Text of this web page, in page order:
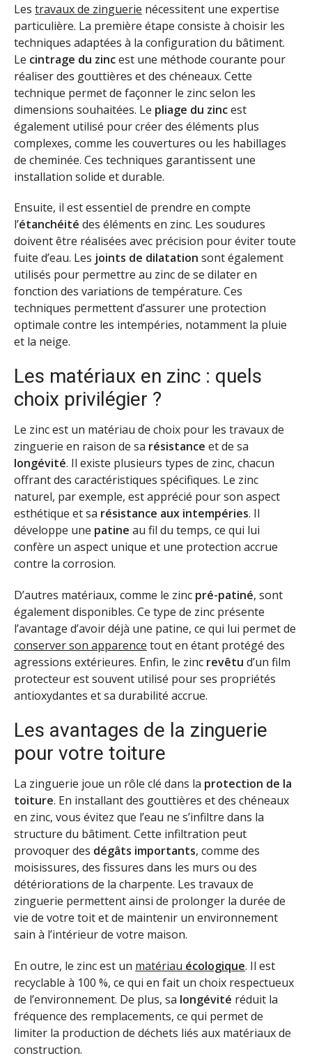
Les travaux de zinguerie nécessitent une expertise
particulière. La première étape consiste à choisir les
techniques adaptées à la configuration du bâtiment.
Le cintrage du zincest une méthode courante pour
réaliser des gouttières et des chéneaux. Cette
technique permet de façonner le zinc selon les
dimensions souhaitées. Le pliage du zincest
également utilisé pour créer des éléments plus
complexes, comme les couvertures ou les habillages
de cheminée. Ces techniques garantissent une
installation solide et durable.
Ensuite, il est essentiel de prendre en compte
l’étanchéité des éléments en zinc. Les soudures
doivent être réalisées avec précision pour éviter toute
fuite d’eau. Les joints de dilatation sont également
utilisés pour permettre au zinc de se dilater en
fonction des variations de température. Ces
techniques permettent d’assurer une protection
optimale contre les intempéries, notamment la pluie
et la neige.
Les matériaux en zinc : quels
choix privilégier ?
Le zinc est un matériau de choix pour les travaux de
zinguerie en raison de sa résistance et de sa
longévité. Il existe plusieurs types de zinc, chacun
offrant des caractéristiques spécifiques. Le zinc
naturel, par exemple, est apprécié pour son aspect
esthétique et sa résistance aux intempéries. Il
développe une patine au fil du temps, ce qui lui
confère un aspect unique et une protection accrue
contre la corrosion.
D’autres matériaux, comme le zinc pré-patiné, sont
également disponibles. Ce type de zinc présente
l’avantage d’avoir déjà une patine, ce qui lui permet de
conserver son apparence tout en étant protégé des
agressions extérieures. Enfin, le zinc revêtu d’un film
protecteur est souvent utilisé pour ses propriétés
antioxydantes et sa durabilité accrue.
Les avantages de la zinguerie
pour votre toiture
La zinguerie joue un rôle clé dans la protection de la
toiture. En installant des gouttières et des chéneaux
en zinc, vous évitez que l’eau ne s’infiltre dans la
structure du bâtiment. Cette infiltration peut
provoquer des dégâts importants, comme des
moisissures, des fissures dans les murs ou des
détériorations de la charpente. Les travaux de
zinguerie permettent ainsi de prolonger la durée de
vie de votre toit et de maintenir un environnement
sain à l’intérieur de votre maison.
En outre, le zinc est un matériau écologique. Il est
recyclable à 100 %, ce qui en fait un choix respectueux
de l’environnement. De plus, sa longévité réduit la
fréquence des remplacements, ce qui permet de
limiter la production de déchets liés aux matériaux de
construction.